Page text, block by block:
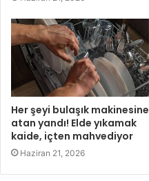
Her şeyi bulaşık makinesine
atan yandı! Elde yıkamak
kaide, içten mahvediyor
Haziran 21, 2026